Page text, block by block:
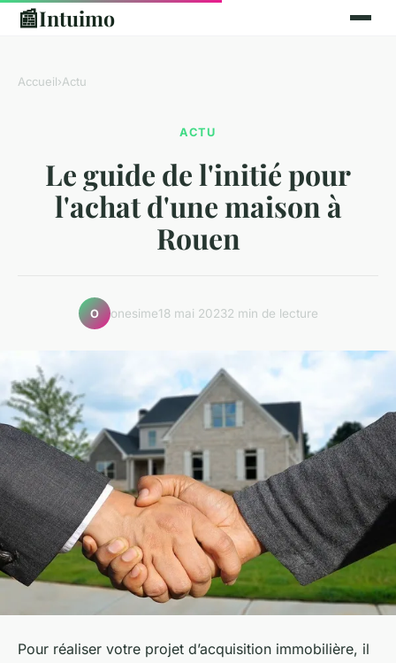
📰Intuimo
Accueil›Actu
ACTU
Le guide de l'initié pour
l'achat d'une maison à
Rouen
O onesime18 mai 20232 min de lecture
Pour réaliser votre projet d’acquisition immobilière, il